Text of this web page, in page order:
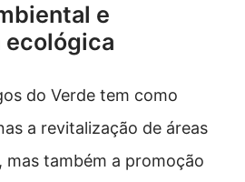
e
do Verde tem como
a revitalização de áreas
mas também a promoção